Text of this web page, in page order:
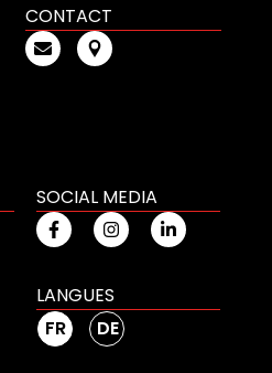
CONTACT
SOCIAL MEDIA
LANGUES
FR
DE